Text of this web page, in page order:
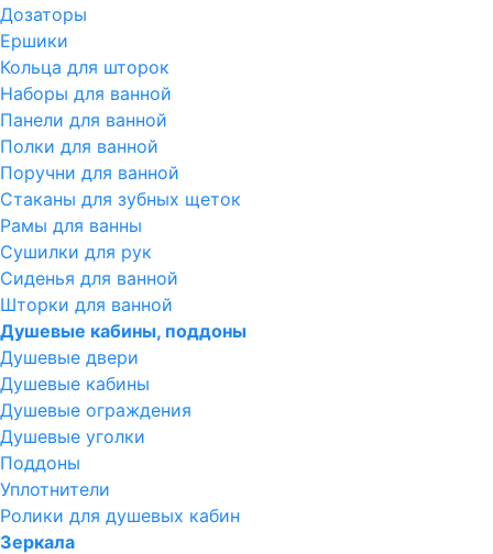
Дозаторы
Ершики
Кольца для шторок
Наборы для ванной
Панели для ванной
Полки для ванной
Поручни для ванной
Стаканы для зубных щеток
Рамы для ванны
Сушилки для рук
Сиденья для ванной
Шторки для ванной
Душевые кабины, поддоны
Душевые двери
Душевые кабины
Душевые ограждения
Душевые уголки
Поддоны
Уплотнители
Ролики для душевых кабин
Зеркала